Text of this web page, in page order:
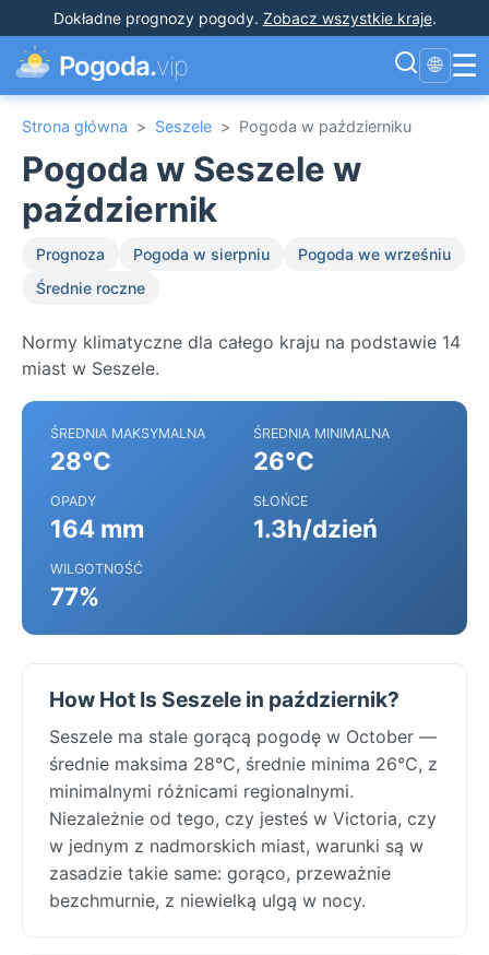
Dokładne prognozy pogody. Zobacz wszystkie kraje.
Pogoda.vip 🌐 ☰
Strona główna > Seszele > Pogoda w październiku
Pogoda w Seszele w
październik
Prognoza Pogoda w sierpniu
Pogoda we wrześniu
Średnie roczne
Normy klimatyczne dla całego kraju na podstawie 14
miast w Seszele.
ŚREDNIA MAKSYMALNA
28°C
ŚREDNIA MINIMALNA
26°C
OPADY
164 mm
SŁOŃCE
1.3h/dzień
WILGOTNOŚĆ
77%
How Hot Is Seszele in październik?
Seszele ma stale gorącą pogodę w October —
średnie maksima 28°C, średnie minima 26°C, z
minimalnymi różnicami regionalnymi.
Niezależnie od tego, czy jesteś w Victoria, czy
w jednym z nadmorskich miast, warunki są w
zasadzie takie same: gorąco, przeważnie
bezchmurnie, z niewielką ulgą w nocy.